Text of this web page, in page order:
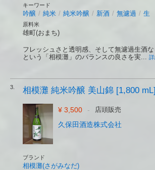
キーワード
吟醸 / 純米 / 純米吟醸 / 新酒 / 無濾過 / 生
原料米
雄町(おまち)
フレッシュさと透明感、そして無濾過生酒
という「相模灘」のバランスの良さを実...
3. 相模灘 純米吟醸 美山錦 [1,800 mL]
¥ 3,500 - 店頭販売
久保田酒造株式会社
ブランド
相模灘(さがみなだ)